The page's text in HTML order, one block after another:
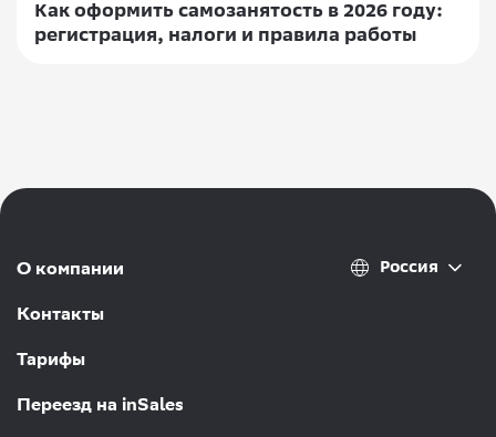
Как оформить самозанятость в 2026 году:
регистрация, налоги и правила работы
О компании
Контакты
Тарифы
Переезд на inSales
Россия